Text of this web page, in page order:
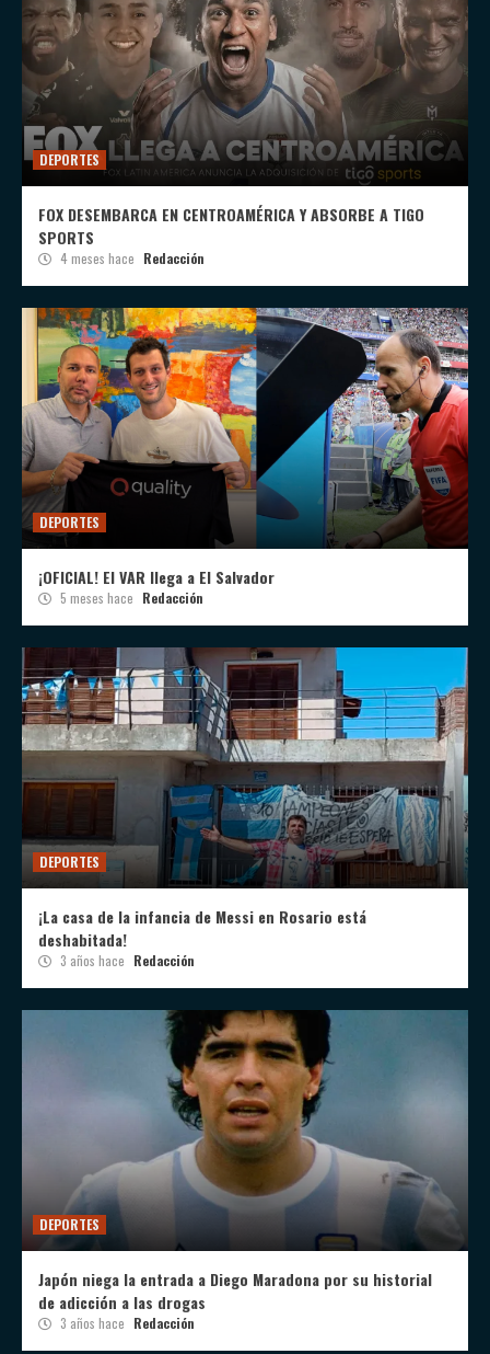
DEPORTES
FOX DESEMBARCA EN CENTROAMÉRICA Y ABSORBE A TIGO
SPORTS
4 meses hace Redacción
DEPORTES
¡OFICIAL! El VAR llega a El Salvador
5 meses hace Redacción
DEPORTES
¡La casa de la infancia de Messi en Rosario está
deshabitada!
3 años hace Redacción
DEPORTES
Japón niega la entrada a Diego Maradona por su historial
de adicción a las drogas
3 años hace Redacción